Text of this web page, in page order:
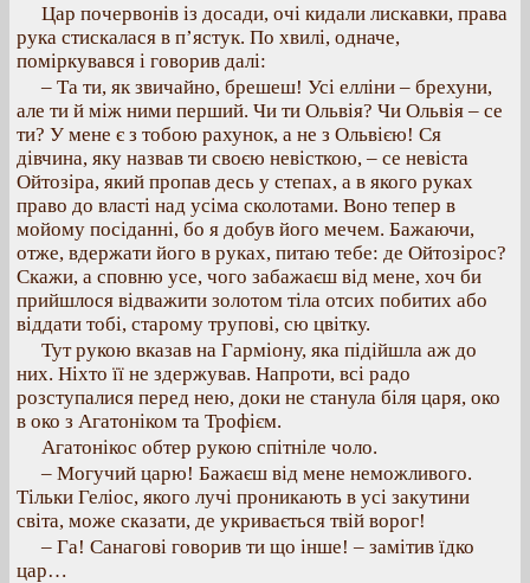
Цар почервонів із досади, очі кидали лискавки, права
рука стискалася в п’ястук. По хвилі, одначе,
поміркувався і говорив далі:
– Та ти, як звичайно, брешеш! Усі елліни – брехуни,
але ти й між ними перший. Чи ти Ольвія? Чи Ольвія – се
ти? У мене є з тобою рахунок, а не з Ольвією! Ся
дівчина, яку назвав ти своєю невісткою, – се невіста
Ойтозіра, який пропав десь у степах, а в якого руках
право до власті над усіма сколотами. Воно тепер в
мойому посіданні, бо я добув його мечем. Бажаючи,
отже, вдержати його в руках, питаю тебе: де Ойтозірос?
Скажи, а сповню усе, чого забажаєш від мене, хоч би
прийшлося відважити золотом тіла отсих побитих або
віддати тобі, старому трупові, сю цвітку.
Тут рукою вказав на Гарміону, яка підійшла аж до
них. Ніхто її не здержував. Напроти, всі радо
розступалися перед нею, доки не станула біля царя, око
в око з Агатоніком та Трофієм.
Агатонікос обтер рукою спітніле чоло.
– Могучий царю! Бажаєш від мене неможливого.
Тільки Геліос, якого лучі проникають в усі закутини
світа, може сказати, де укривається твій ворог!
– Га! Санагові говорив ти що інше! – замітив їдко
цар…